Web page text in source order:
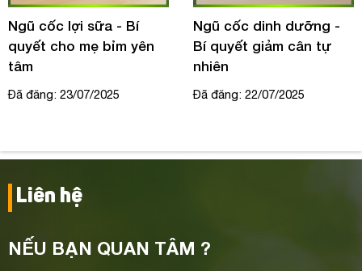
Ngũ cốc lợi sữa - Bí
quyết cho mẹ bỉm yên
tâm
Đã đăng: 23/07/2025
Ngũ cốc dinh dưỡng -
Bí quyết giảm cân tự
nhiên
Đã đăng: 22/07/2025
Liên hệ
NẾU BẠN QUAN TÂM ?